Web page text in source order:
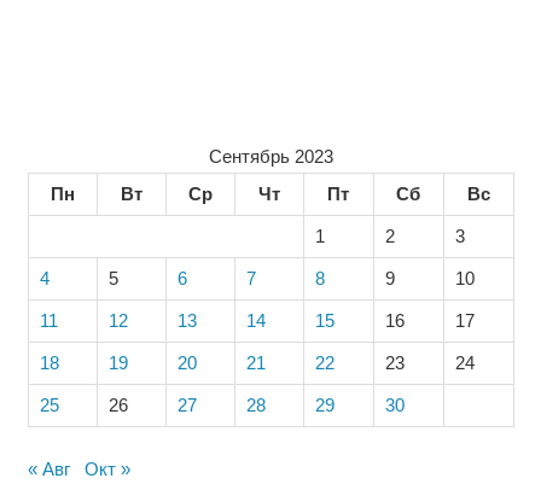
Сентябрь 2023
Пн
Вт Ср Чт Пт Сб Вс
1 2 3
4 5 6 7 8 9 10
11 12 13 14 15 16 17
18 19 20 21 22 23 24
25 26 27 28 29 30
« Авг Окт »